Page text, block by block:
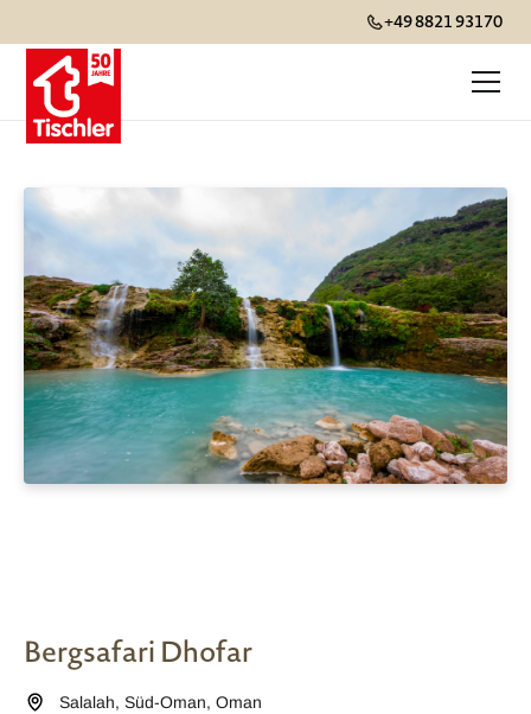
+49 8821 93170
Bergsafari Dhofar
Salalah,Süd-Oman,Oman